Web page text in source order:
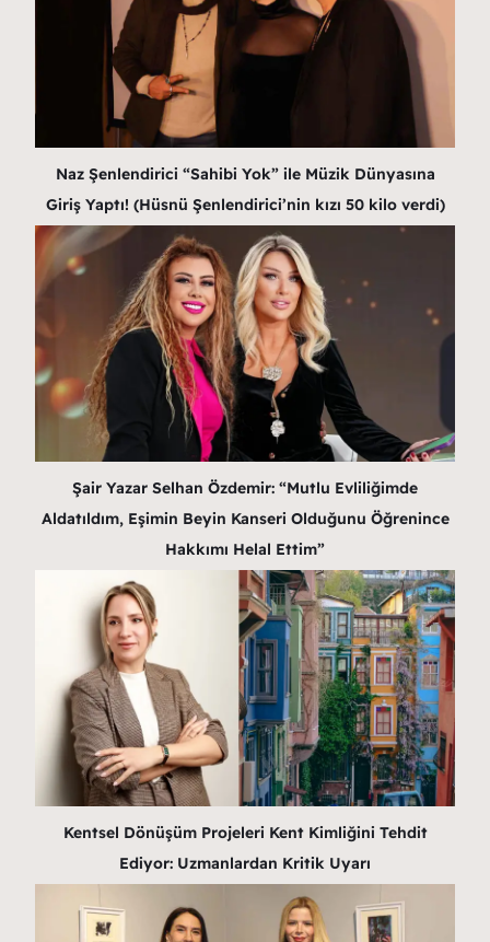
Naz Şenlendirici “Sahibi Yok” ile Müzik Dünyasına
Giriş Yaptı! (Hüsnü Şenlendirici’nin kızı 50 kilo verdi)
Şair Yazar Selhan Özdemir: “Mutlu Evliliğimde
Aldatıldım, Eşimin Beyin Kanseri Olduğunu Öğrenince
Hakkımı Helal Ettim”
Kentsel Dönüşüm Projeleri Kent Kimliğini Tehdit
Ediyor: Uzmanlardan Kritik Uyarı